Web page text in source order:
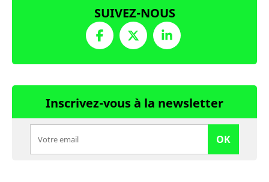
SUIVEZ-NOUS
Inscrivez-vous à la newsletter
OK